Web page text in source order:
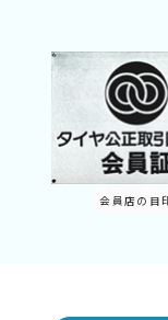
会員店の目